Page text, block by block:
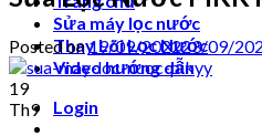
Sửa máy lọc nước
Thay Lõi Lọc Nước
Video hướng dẫn
Login
Posted on19/09/202223/09/
19
Th9